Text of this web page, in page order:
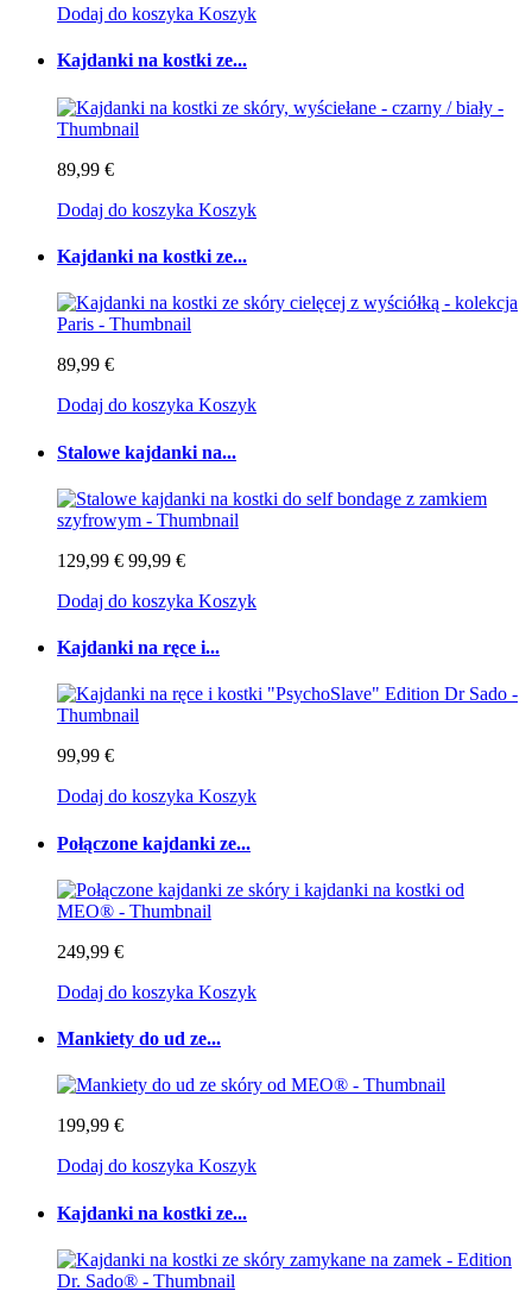
Dodaj do koszyka Koszyk
Kajdanki na kostki ze...
89,99 €
Dodaj do koszyka Koszyk
Kajdanki na kostki ze...
89,99 €
Dodaj do koszyka Koszyk
Stalowe kajdanki na...
129,99 € 99,99 €
Dodaj do koszyka Koszyk
Kajdanki na ręce i...
99,99 €
Dodaj do koszyka Koszyk
Połączone kajdanki ze...
249,99 €
Dodaj do koszyka Koszyk
Mankiety do ud ze...
199,99 €
Dodaj do koszyka Koszyk
Kajdanki na kostki ze...